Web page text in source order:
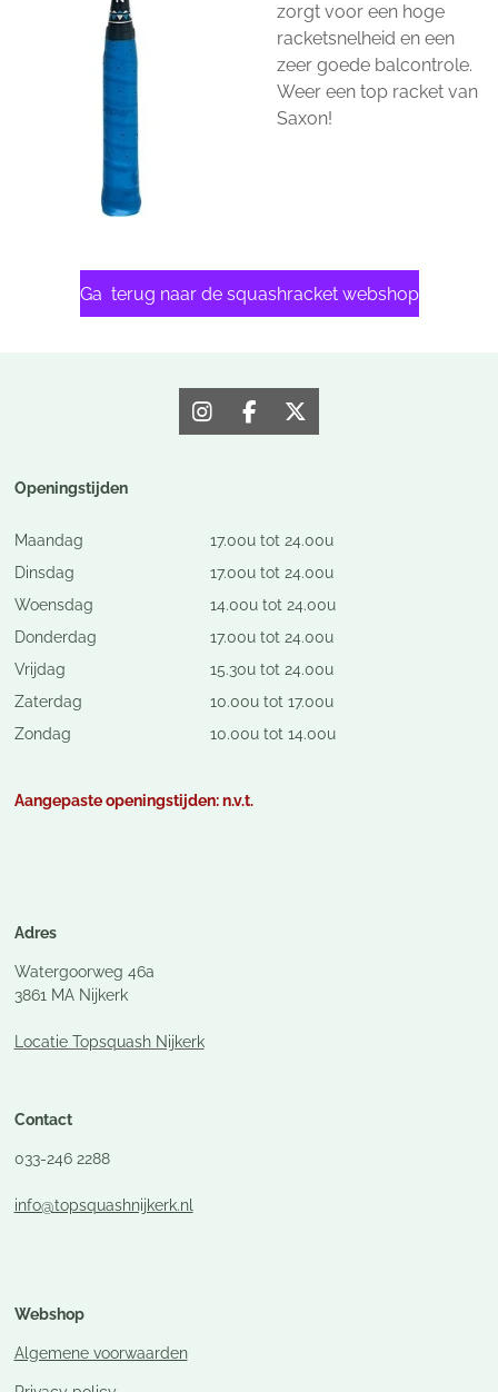
zorgt voor een hoge
racketsnelheid en een
zeer goede balcontrole.
Weer een top racket van
Saxon!
Ga terug naar de squashracket webshop
I
n
a
F
a
o
k
X
Openingstijden
Maandag
17.00u tot 24.00u
Dinsdag
17.00u tot 24.00u
Woensdag
14.00u tot 24.00u
Donderdag
17.00u tot 24.00u
Vrijdag
15.30u tot 24.00u
Zaterdag
10.00u tot 17.00u
Zondag
10.00u tot 14.00u
Aangepaste openingstijden: n.v.t.
Adres
Watergoorweg 46a
3861 MA Nijkerk
Locatie Topsquash Nijkerk
Contact
033-246 2288
info@topsquashnijkerk.nl
Webshop
Algemene voorwaarden